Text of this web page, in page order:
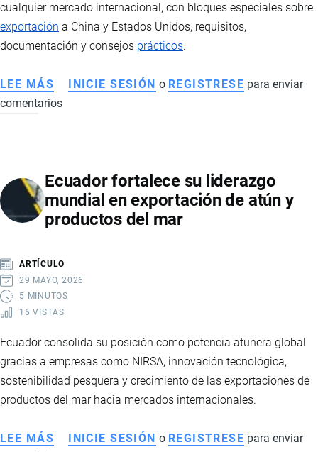
cualquier mercado internacional, con bloques especiales sobre
exportación a China y Estados Unidos, requisitos,
documentación y consejos prácticos.
LEE MÁS SOBRE
CÓMO
A
CUALQUIER
PAÍS
INICIE SESIÓN o REGISTRESE para enviar
comentarios
Ecuador fortalece su liderazgo
mundial en exportación de atún y
productos del mar
ARTÍCULO
29 MAYO, 2026
5 MINUTOS
16 VISTAS
Ecuador consolida su posición como potencia atunera global
gracias a empresas como NIRSA, innovación tecnológica,
sostenibilidad pesquera y crecimiento de las exportaciones de
productos del mar hacia mercados internacionales.
LEE MÁS SOBRE
INICIE SESIÓN o REGISTRESE para enviar